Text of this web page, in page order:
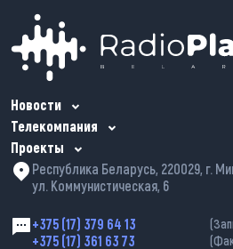
Новости
Телекомпания
Проекты
Республика Беларусь, 220029, г.
ул. Коммунистическая, 6
+375 (17) 379 64 13
+375 (17) 361 63 73